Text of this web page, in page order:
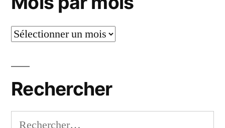
Mois
Rechercher
Rechercher :